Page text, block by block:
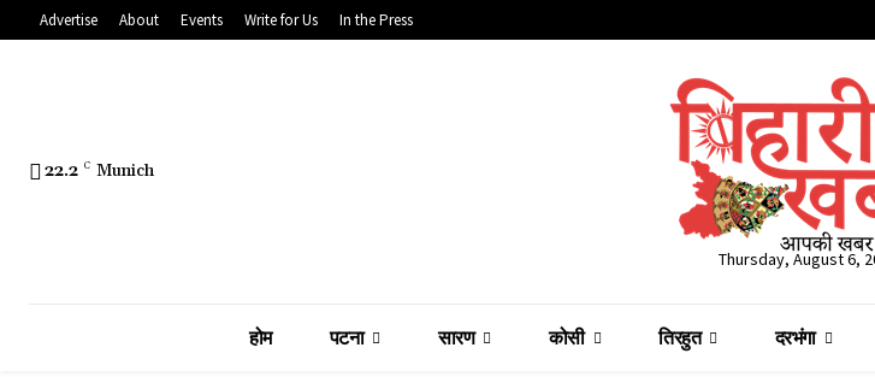
Advertise About Events Write for Us In the Press
22.2 C Munich
Thursday, August 6,
होम पटना सारण कोसी तिरहुत दरभंगा